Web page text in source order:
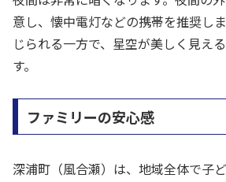
意し、懐中電灯などの携帯を推奨し
じられる一方で、星空が美しく見え
す。
ファミリーの安心感
深浦町（風合瀬）は、地域全体で子